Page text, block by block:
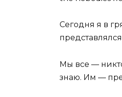
Сегодня я в
Мы все —
знаю. Им —